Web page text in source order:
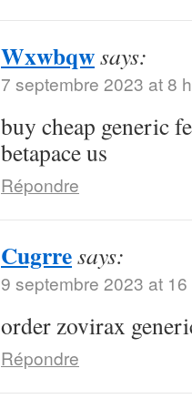
Wxwbqwsays:
7 septembre 2023 at 8
buy cheap generic
betapace us
Répondre
Cugrresays:
9 septembre 2023 at
order zovirax
Répondre